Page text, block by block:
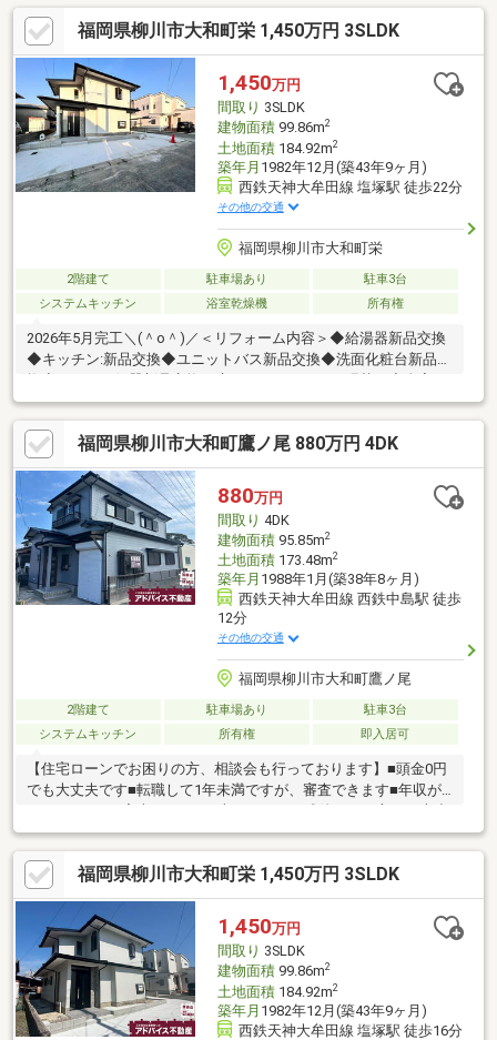
り！◇買い物施設徒歩圏内！◇ゆったり落ち着く広々和室！◇お
庭には物置があります！頭金やローンでお悩みの方も是非お気軽
にお問合せ下さい！初期費用や税金の気になる内容も疑問が無く
なるように専任のスタッフがしっかりサポートさせて頂きます！
福岡県柳川市大和町栄 1,450万円 3SLDK
1,450万円
間取り 3SLDK
建物面積99.86m2
土地面積184.92m2
築年月 1982年12月(築43年9ヶ月)
西鉄天神大牟田線 塩塚駅 徒歩22分
その他の交通
福岡県柳川市大和町栄
2階建て 駐車場あり
駐車3台
システムキッチン
浴室乾燥機 所有権
2026年5月完工＼(＾o＾)／＜リフォーム内容＞◆給湯器新品交換
◆キッチン:新品交換◆ユニットバス新品交換◆洗面化粧台新品交
壁・天井クロス貼り替え◆洋室：床フロアタイル張◆玄関ドア新
品交換◆室内クリーニング◆白蟻防除工事◆外壁・屋根塗装◆駐
車場拡張工事福岡県柳川市大和町鷹ノ尾 880万円 4DK
880万円
間取り 4DK
建物面積95.85m2
土地面積173.48m2
築年月 1988年1月(築38年8ヶ月)
西鉄天神大牟田線 西鉄中島駅 徒歩
12分
その他の交通
福岡県柳川市大和町鷹ノ尾
2階建て 駐車場あり
駐車3台
システムキッチン
所有権 即入居可
【住宅ローンでお困りの方、相談会も行っております】■頭金0円
でも大丈夫です■転職して1年未満ですが、審査できます■年収が
夫■自営業でも家は買えます■シングルマザーでも家は買えます■
他の不動産屋で審査を断れても1度相談してください初めてのマイ
ホーム探しでお得情報お教え致します・不動産購入時にかかる税
金・住宅ローンの控除と手続き・諸経費のご説明※住宅ローンア
ドバイザーが丁寧に貴方様のマイホーム実現を幅広くサポート致
します！まだ借入が残っている方・すでに持家をお持ちの方、ど
んな事でもご相談下さい！
福岡県柳川市大和町栄 1,450万円 3SLDK
1,450万円
間取り 3SLDK
建物面積99.86m2
土地面積184.92m2
築年月 1982年12月(築43年9ヶ月)
西鉄天神大牟田線 塩塚駅 徒歩16分